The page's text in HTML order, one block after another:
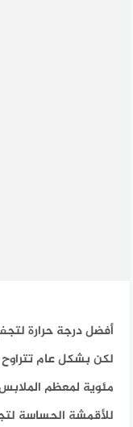
أفضل درجة حرارة
مئوية لمعظم
للأقمشة الحساسة